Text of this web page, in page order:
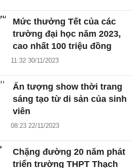
Mức thưởng Tết của các
trường đại học năm 2023,
cao nhất 100 triệu đồng
11:32 30/11/2023
Ấn tượng show thời trang
sáng tạo từ di sản của sinh
viên
08:23 22/11/2023
Chặng đường 20 năm phát
triển trường THPT Thạch